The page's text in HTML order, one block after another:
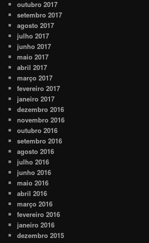
outubro 2017
setembro 2017
agosto 2017
julho 2017
junho 2017
maio 2017
abril 2017
março 2017
fevereiro 2017
janeiro 2017
dezembro 2016
novembro 2016
outubro 2016
setembro 2016
agosto 2016
julho 2016
junho 2016
maio 2016
abril 2016
março 2016
fevereiro 2016
janeiro 2016
dezembro 2015